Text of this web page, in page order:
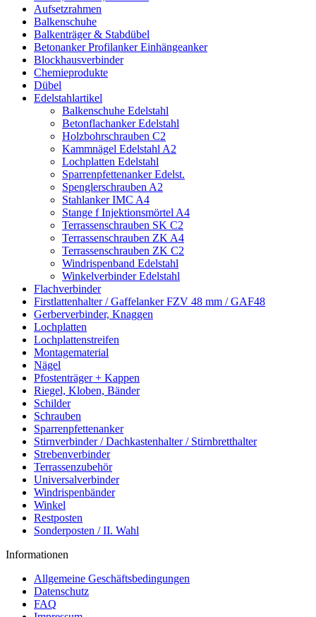
Aufsetzrahmen
Balkenschuhe
Balkenträger & Stabdübel
Betonanker Profilanker Einhängeanker
Blockhausverbinder
Chemieprodukte
Dübel
Edelstahlartikel
Balkenschuhe Edelstahl
Betonflachanker Edelstahl
Holzbohrschrauben C2
Kammnägel Edelstahl A2
Lochplatten Edelstahl
Sparrenpfettenanker Edelst.
Spenglerschrauben A2
Stahlanker IMC A4
Stange f Injektionsmörtel A4
Terrassenschrauben SK C2
Terrassenschrauben ZK A4
Terrassenschrauben ZK C2
Windrispenband Edelstahl
Winkelverbinder Edelstahl
Flachverbinder
Firstlattenhalter / Gaffelanker FZV 48 mm / GAF48
Gerberverbinder, Knaggen
Lochplatten
Lochplattenstreifen
Montagematerial
Nägel
Pfostenträger + Kappen
Riegel, Kloben, Bänder
Schilder
Schrauben
Sparrenpfettenanker
Stirnverbinder / Dachkastenhalter / Stirnbretthalter
Strebenverbinder
Terrassenzubehör
Universalverbinder
Windrispenbänder
Winkel
Restposten
Sonderposten / II. Wahl
Informationen
Allgemeine Geschäftsbedingungen
Datenschutz
FAQ